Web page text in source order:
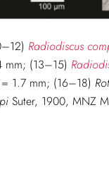
Radiodiscus
(13–15)
1.7 mm; (16–18)
Suter, 1900, MNZ